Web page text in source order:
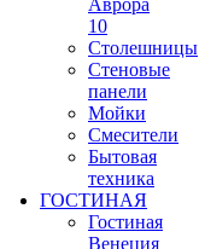
Аврора
10
Столешницы
Стеновые
панели
Мойки
Смесители
Бытовая
техника
ГОСТИНАЯ
Гостиная
Венеция